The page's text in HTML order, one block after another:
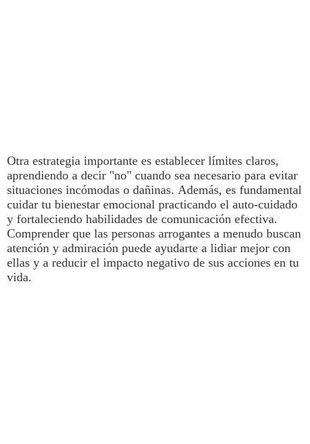
Otra estrategia importante es establecer límites claros,
aprendiendo a decir "no" cuando sea necesario para evitar
situaciones incómodas o dañinas. Además, es fundamental
cuidar tu bienestar emocional practicando el auto-cuidado
y fortaleciendo habilidades de comunicación efectiva.
Comprender que las personas arrogantes a menudo buscan
atención y admiración puede ayudarte a lidiar mejor con
ellas y a reducir el impacto negativo de sus acciones en tu
vida.